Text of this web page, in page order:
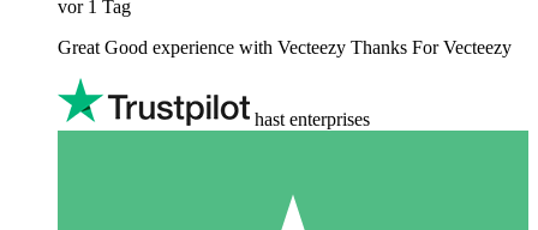
vor 1 Tag
Great Good experience with Vecteezy Thanks For Vecteezy
hast enterprises